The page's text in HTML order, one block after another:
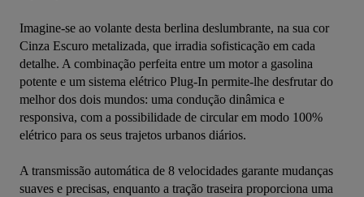
Imagine-se ao volante desta berlina deslumbrante, na sua cor
Cinza Escuro metalizada, que irradia sofisticação em cada
detalhe. A combinação perfeita entre um motor a gasolina
potente e um sistema elétrico Plug-In permite-lhe desfrutar do
melhor dos dois mundos: uma condução dinâmica e
responsiva, com a possibilidade de circular em modo 100%
elétrico para os seus trajetos urbanos diários.
A transmissão automática de 8 velocidades garante mudanças
suaves e precisas, enquanto a tração traseira proporciona uma